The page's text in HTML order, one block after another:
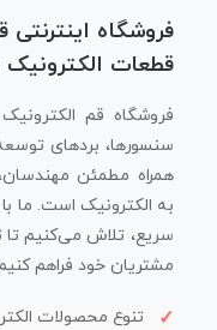
فروشگاه
قطعات الکترونیک
فروشگاه قم الکترونیک
سنسورها، بردهای
همراه مطمئن مهندسان،
به الکترونیک است. ما
سریع، تلاش می‌کنیم تا
مشتریان خود فراهم
تنوع محصولات